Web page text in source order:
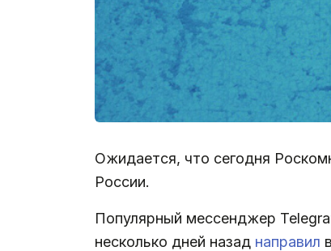
Ожидается, что сегодня
России.
Популярный мессенджер
несколько дней назад направил